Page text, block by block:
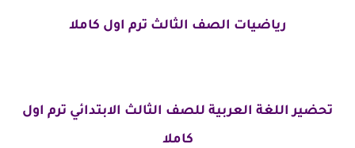
رياضيات الصف الثالث ترم اول كاملا
تحضير اللغة العربية للصف الثالث الابتدائي ترم اول
كاملا